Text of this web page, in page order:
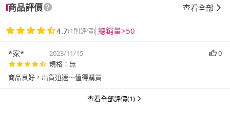
商品評價 查看全部
4.7(1則評價) 總銷量>50
*家* 2023/11/15
0
規格：無
商品良好，出貨迅速～值得購買
查看全部評價(1)